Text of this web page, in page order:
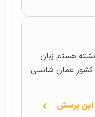
هستم زبان
کشور عمان شانسی
این پرسش